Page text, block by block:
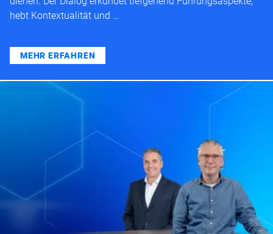
hebt Kontextualität und …
MEHR ERFAHREN